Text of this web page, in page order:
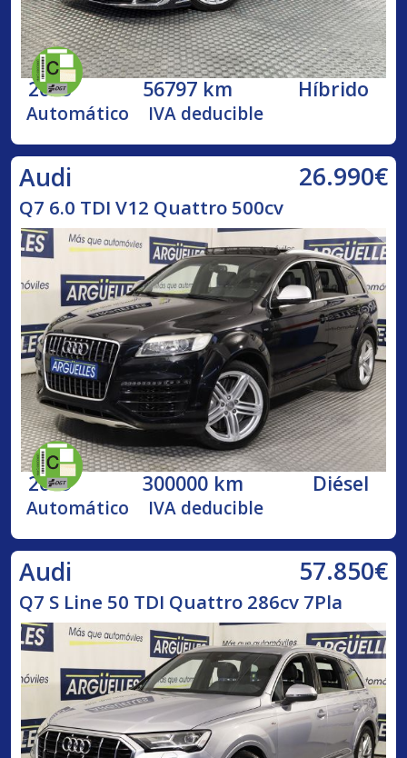
2023 56797 km Híbrido
Automático IVA deducible
Audi 26.990€
Q7 6.0 TDI V12 Quattro 500cv
2009 300000 km Diésel
Automático IVA deducible
Audi 57.850€
Q7 S Line 50 TDI Quattro 286cv 7Pla